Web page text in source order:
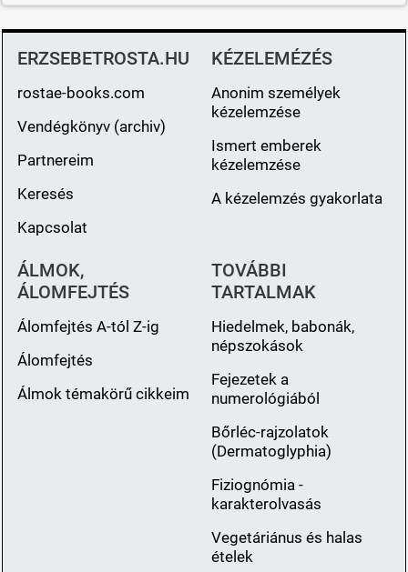
ERZSEBETROSTA.HU
rostae-books.com
Vendégkönyv (archiv)
Partnereim
Keresés
Kapcsolat
KÉZELEMÉZÉS
Anonim személyek
kézelemzése
Ismert emberek
kézelemzése
A kézelemzés gyakorlata
ÁLMOK,
ÁLOMFEJTÉS
Álomfejtés A-tól Z-ig
Álomfejtés
Álmok témakörű cikkeim
TOVÁBBI
TARTALMAK
Hiedelmek, babonák,
népszokások
Fejezetek a
numerológiából
Bőrléc-rajzolatok
(Dermatoglyphia)
Fiziognómia -
karakterolvasás
Vegetáriánus és halas
ételek